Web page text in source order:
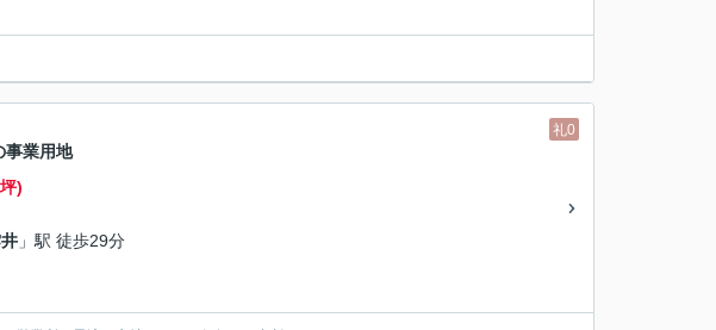
礼0
事業用地
)
」駅 徒歩29分